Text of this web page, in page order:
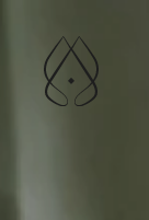
Ir al